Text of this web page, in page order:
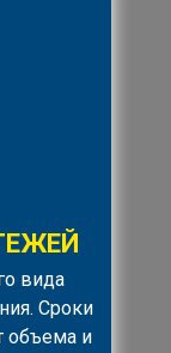
вида
Сроки
объема и